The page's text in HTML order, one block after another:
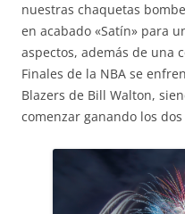
nuestras chaquetas
en acabado «Satín» para
aspectos, además de una
Finales de la NBA se
Blazers de Bill Walton,
comenzar ganando los